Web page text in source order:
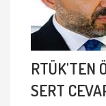
RTÜK'TEN
SERT